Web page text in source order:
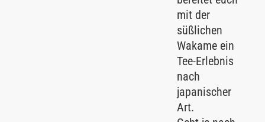
mit der
süßlichen
Wakame ein
Tee-Erlebnis
nach
japanischer
Art.